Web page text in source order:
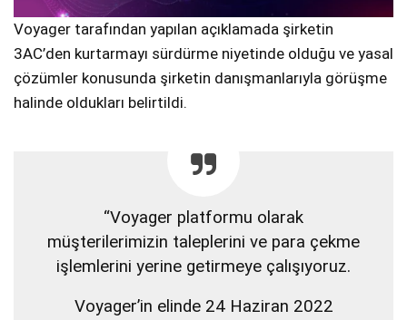
Voyager tarafından yapılan açıklamada şirketin
3AC’den kurtarmayı sürdürme niyetinde olduğu ve yasal
çözümler konusunda şirketin danışmanlarıyla görüşme
halinde oldukları belirtildi.
“Voyager platformu olarak
müşterilerimizin taleplerini ve para çekme
işlemlerini yerine getirmeye çalışıyoruz.
Voyager’in elinde 24 Haziran 2022